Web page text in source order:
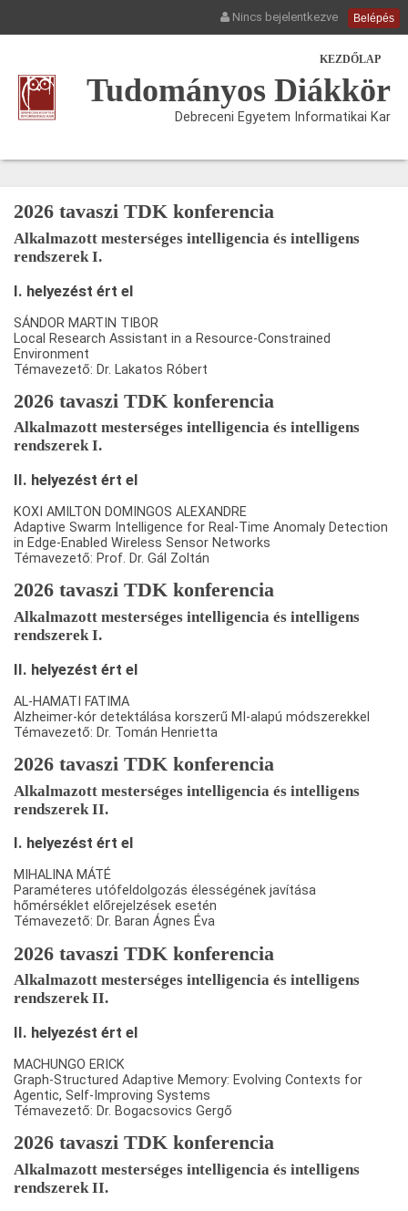
Nincs bejelentkezve Belépés
KEZDŐLAP
Tudományos Diákkör
Debreceni Egyetem Informatikai Kar
2026 tavaszi TDK konferencia
Alkalmazott mesterséges intelligencia és intelligens
rendszerek I.
I. helyezést ért el
SÁNDOR MARTIN TIBOR
Local Research Assistant in a Resource-Constrained
Environment
Témavezető: Dr. Lakatos Róbert
2026 tavaszi TDK konferencia
Alkalmazott mesterséges intelligencia és intelligens
rendszerek I.
II. helyezést ért el
KOXI AMILTON DOMINGOS ALEXANDRE
Adaptive Swarm Intelligence for Real-Time Anomaly Detection
in Edge-Enabled Wireless Sensor Networks
Témavezető: Prof. Dr. Gál Zoltán
2026 tavaszi TDK konferencia
Alkalmazott mesterséges intelligencia és intelligens
rendszerek I.
II. helyezést ért el
AL-HAMATI FATIMA
Alzheimer-kór detektálása korszerű MI-alapú módszerekkel
Témavezető: Dr. Tomán Henrietta
2026 tavaszi TDK konferencia
Alkalmazott mesterséges intelligencia és intelligens
rendszerek II.
I. helyezést ért el
MIHALINA MÁTÉ
Paraméteres utófeldolgozás élességének javítása
hőmérséklet előrejelzések esetén
Témavezető: Dr. Baran Ágnes Éva
2026 tavaszi TDK konferencia
Alkalmazott mesterséges intelligencia és intelligens
rendszerek II.
II. helyezést ért el
MACHUNGO ERICK
Graph-Structured Adaptive Memory: Evolving Contexts for
Agentic, Self-Improving Systems
Témavezető: Dr. Bogacsovics Gergő
2026 tavaszi TDK konferencia
Alkalmazott mesterséges intelligencia és intelligens
rendszerek II.